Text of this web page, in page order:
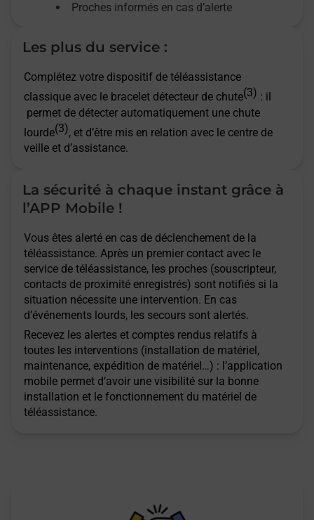
Proches informés en cas d’alerte
Les plus du service :
Complétez votre dispositif de téléassistance
classique avec le bracelet détecteur de chute(3) : il
permet de détecter automatiquement une chute
lourde(3), et d’être mis en relation avec le centre de
veille et d’assistance.
La sécurité à chaque instant grâce à
l’APP Mobile !
Vous êtes alerté en cas de déclenchement de la
téléassistance. Après un premier contact avec le
service de téléassistance, les proches (souscripteur,
contacts de proximité enregistrés) sont notifiés si la
situation nécessite une intervention. En cas
d’événements lourds, les secours sont alertés.
Recevez les alertes et comptes rendus relatifs à
toutes les interventions (installation de matériel,
maintenance, expédition de matériel…) : l’application
mobile permet d’avoir une visibilité sur la bonne
installation et le fonctionnement du matériel de
téléassistance.